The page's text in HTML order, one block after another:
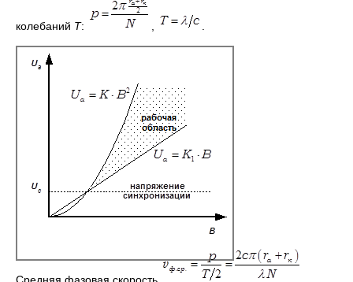
колебаний T: